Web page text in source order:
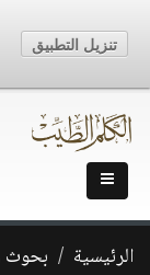
الرئيسية بحوث
تنزيل التطبيق